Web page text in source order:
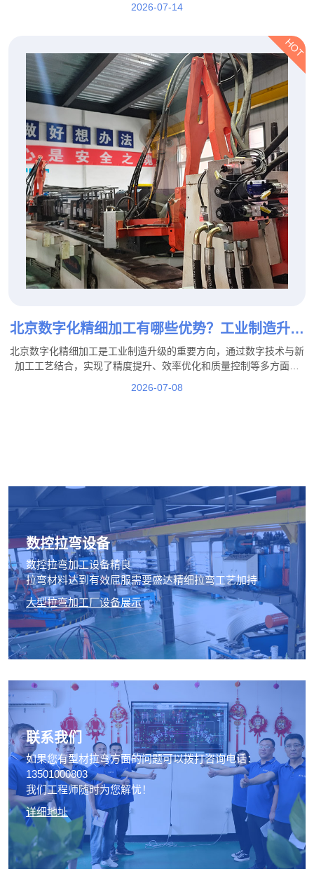
2026-07-14
HOT
北京数字化精细加工有哪些优势？工业制造升级
新模式！
北京数字化精细加工是工业制造升级的重要方向，通过数字技术与新
加工工艺结合，实现了精度提升、效率优化和质量控制等多方面优
2026-07-08
数控拉弯设备
数控拉弯加工设备精良
拉弯材料达到有效屈服需要盛达精细拉弯工艺加持
大型拉弯加工厂设备展示
联系我们
如果您有型材拉弯方面的问题可以拨打咨询电话：
13501000803
我们工程师随时为您解忧！
详细地址